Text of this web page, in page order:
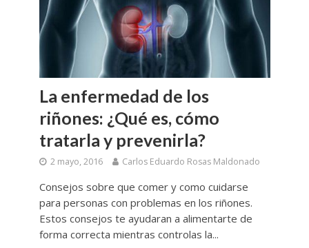
La enfermedad de los
riñones: ¿Qué es, cómo
tratarla y prevenirla?
2 mayo, 2016 Carlos Eduardo Rosas Maldonado
Consejos sobre que comer y como cuidarse
para personas con problemas en los riñones.
Estos consejos te ayudaran a alimentarte de
forma correcta mientras controlas la...